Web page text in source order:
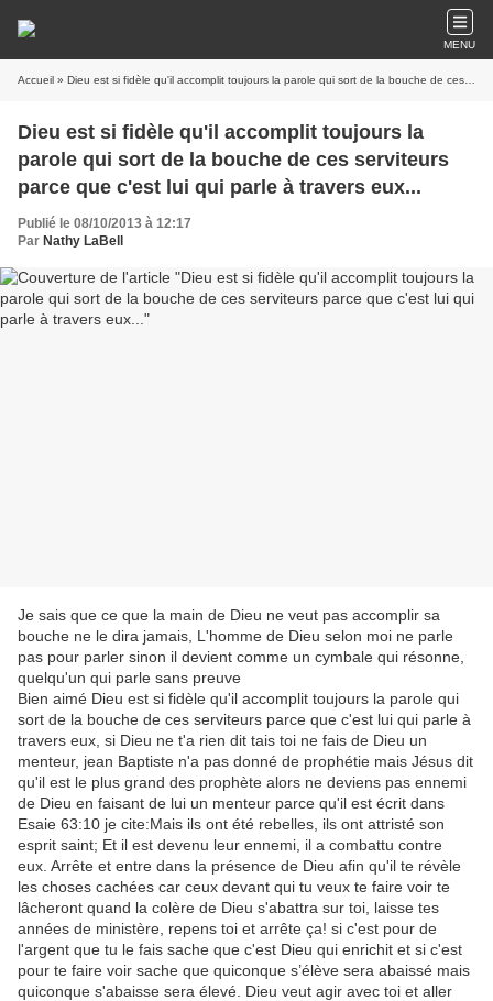
MENU
Accueil » Dieu est si fidèle qu'il accomplit toujours la parole qui sort de la bouche de ces serviteurs parce que c'est lui qui parle à travers eux...
Dieu est si fidèle qu'il accomplit toujours la
parole qui sort de la bouche de ces serviteurs
parce que c'est lui qui parle à travers eux...
Publié le 08/10/2013 à 12:17
Par Nathy LaBell
Je sais que ce que la main de Dieu ne veut pas accomplir sa
bouche ne le dira jamais, L'homme de Dieu selon moi ne parle
pas pour parler sinon il devient comme un cymbale qui résonne,
quelqu'un qui parle sans preuve
Bien aimé Dieu est si fidèle qu'il accomplit toujours la parole qui
sort de la bouche de ces serviteurs parce que c'est lui qui parle à
travers eux, si Dieu ne t'a rien dit tais toi ne fais de Dieu un
menteur, jean Baptiste n'a pas donné de prophétie mais Jésus dit
qu'il est le plus grand des prophète alors ne deviens pas ennemi
de Dieu en faisant de lui un menteur parce qu'il est écrit dans
Esaie 63:10 je cite:Mais ils ont été rebelles, ils ont attristé son
esprit saint; Et il est devenu leur ennemi, il a combattu contre
eux. Arrête et entre dans la présence de Dieu afin qu'il te révèle
les choses cachées car ceux devant qui tu veux te faire voir te
lâcheront quand la colère de Dieu s'abattra sur toi, laisse tes
années de ministère, repens toi et arrête ça! si c'est pour de
l'argent que tu le fais sache que c'est Dieu qui enrichit et si c'est
pour te faire voir sache que quiconque s’élève sera abaissé mais
quiconque s'abaisse sera élevé. Dieu veut agir avec toi et aller